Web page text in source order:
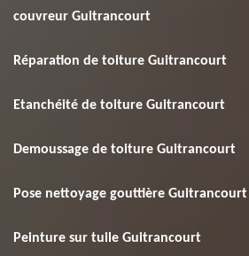
couvreur Guitrancourt
Réparation de toiture Guitrancourt
Etanchéité de toiture Guitrancourt
Demoussage de toiture Guitrancourt
Pose nettoyage gouttière Guitrancourt
Peinture sur tuile Guitrancourt